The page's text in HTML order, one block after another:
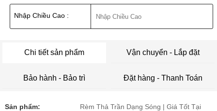
Nhập Chiều Cao :
Chi tiết sản phẩm Vận chuyển - Lắp đặt
Bảo hành - Bảo trì Đặt hàng - Thanh Toán
Sản phẩm:
Rèm Thả Trần Dạng Sóng | Giá Tốt Tại